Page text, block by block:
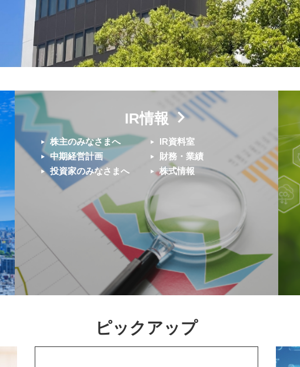
IR情報
株主のみなさまへ
中期経営計画
投資家のみなさまへ
IR資料室
財務・業績
株式情報
ピックアップ